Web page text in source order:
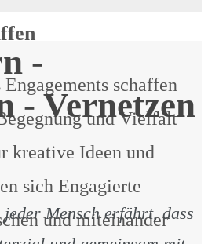
schaffen
und Vielfalt
kreative Ideen und
sich Engagierte
und miteinander
-
- Vernetzen
Mensch erfährt, dass